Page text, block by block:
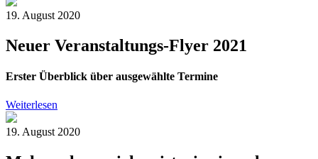
19. August 2020
Neuer Veranstaltungs-Flyer 2021
Erster Überblick über ausgewählte Termine
Weiterlesen
19. August 2020